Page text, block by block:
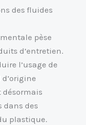
des fluides
pèse
d’entretien.
l’usage de
désormais
dans des
plastique.